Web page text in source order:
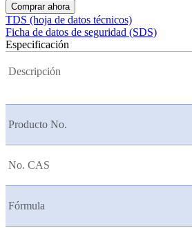
Comprar ahora
TDS (hoja de datos técnicos)
Ficha de datos de seguridad (SDS)
Especificación
Descripción
Producto No.
No. CAS
Fórmula